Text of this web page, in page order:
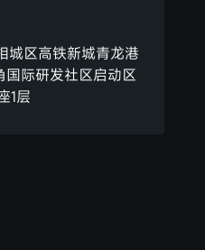
城区高铁新城青龙港
际研发社区启动区
1层